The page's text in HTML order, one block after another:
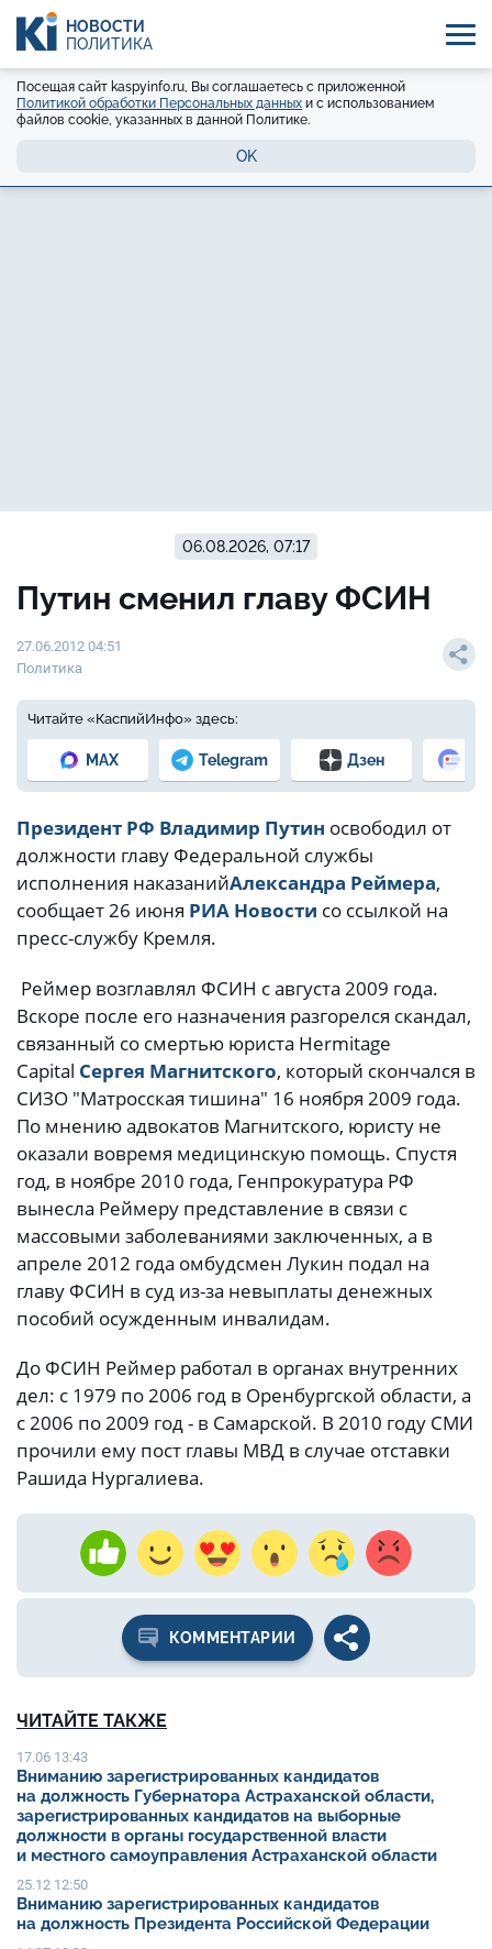
НОВОСТИ
ПОЛИТИКА
Посещая сайт kaspyinfo.ru, Вы соглашаетесь с приложенной
Политикой обработки Персональных данных и с использованием
файлов cookie, указанных в данной Политике.
OK
06.08.2026, 07:17
Путин сменил главу ФСИН
27.06.2012 04:51
Политика
Читайте «КаспийИнфо» здесь:
MAX Telegram Дзен
Президент РФ Владимир Путин освободил от
должности главу Федеральной службы
исполнения наказанийАлександра Реймера,
сообщает 26 июня РИА Новости со ссылкой на
пресс-службу Кремля.
Реймер возглавлял ФСИН с августа 2009 года.
Вскоре после его назначения разгорелся скандал,
связанный со смертью юриста Hermitage
Capital Сергея Магнитского, который скончался в
СИЗО "Матросская тишина" 16 ноября 2009 года.
По мнению адвокатов Магнитского, юристу не
оказали вовремя медицинскую помощь. Спустя
год, в ноябре 2010 года, Генпрокуратура РФ
вынесла Реймеру представление в связи с
массовыми заболеваниями заключенных, а в
апреле 2012 года омбудсмен Лукин подал на
главу ФСИН в суд из-за невыплаты денежных
пособий осужденным инвалидам.
До ФСИН Реймер работал в органах внутренних
дел: с 1979 по 2006 год в Оренбургской области, а
с 2006 по 2009 год - в Самарской. В 2010 году СМИ
прочили ему пост главы МВД в случае отставки
Рашида Нургалиева.
КОММЕНТАРИИ
ЧИТАЙТЕ ТАКЖЕ
17.06 13:43
Вниманию зарегистрированных кандидатов
на должность Губернатора Астраханской области,
зарегистрированных кандидатов на выборные
должности в органы государственной власти
и местного самоуправления Астраханской области
25.12 12:50
Вниманию зарегистрированных кандидатов
на должность Президента Российской Федерации